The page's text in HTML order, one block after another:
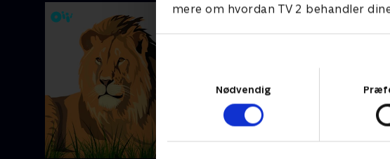
mere om hvordan TV 2 behandler
Nødvendig